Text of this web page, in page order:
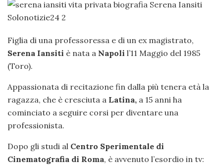
Figlia di una professoressa e di un ex magistrato,
Serena Iansiti è nata a Napoli l’11 Maggio del 1985
(Toro).
Appassionata di recitazione fin dalla più tenera età la
ragazza, che è cresciuta a Latina, a 15 anni ha
cominciato a seguire corsi per diventare una
professionista.
Dopo gli studi al Centro Sperimentale di
Cinematografia di Roma, è avvenuto l’esordio in tv: